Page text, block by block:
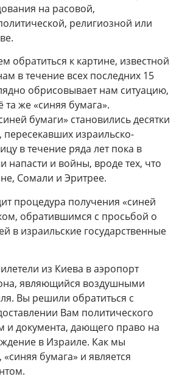
на расовой,
религиозной или
обратиться к картине, известной
в течение всех последних 15
обрисовывает нам ситуацию,
та же «синяя бумага».
бумаги» становились десятки
израильско-
в течение ряда лет пока в
напасти и войны, вроде тех, что
Сомали и Эритрее.
процедура получения «синей
обратившимся с просьбой о
в израильские государственные
из Киева в аэропорт
являющийся воздушными
Вы решили обратиться с
Вам политического
и документа, дающего право на
в Израиле. Как мы
бумага» и является